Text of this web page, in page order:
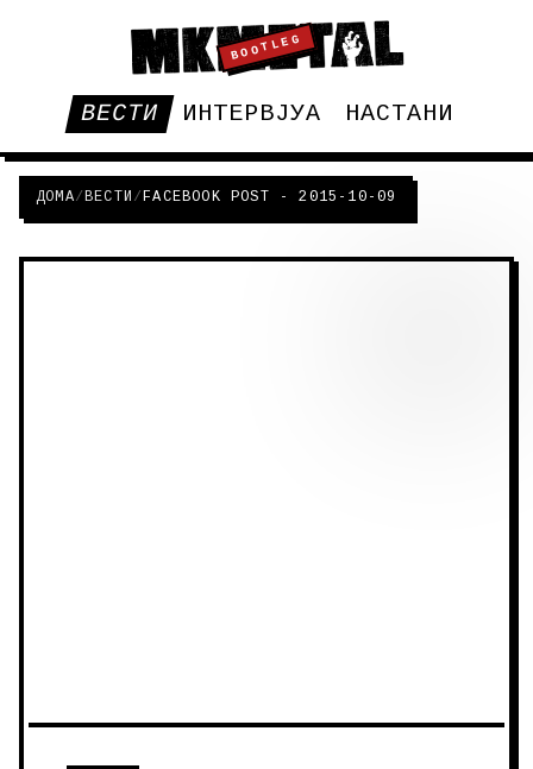
BOOTLEG
ВЕСТИ ИНТЕРВЈУА НАСТАНИ
ДОМА/ВЕСТИ /FACEBOOK POST - 2015-10-09